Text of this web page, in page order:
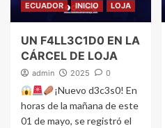
ECUADOR INICIO LOJA
UN F4LL3C1D0 EN LA
CÁRCEL DE LOJA
admin 2025 0
¡Nuevo d3c3s0! En
horas de la mañana de este
01 de mayo, se registró el